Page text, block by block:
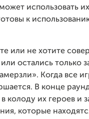
использовать
к
или не хотите
остались только
Когда все
В конце
колоду их героев и
которые